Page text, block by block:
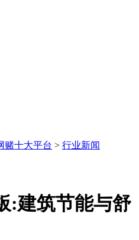
赌十大平台 > 行业新闻
:建筑节能与舒